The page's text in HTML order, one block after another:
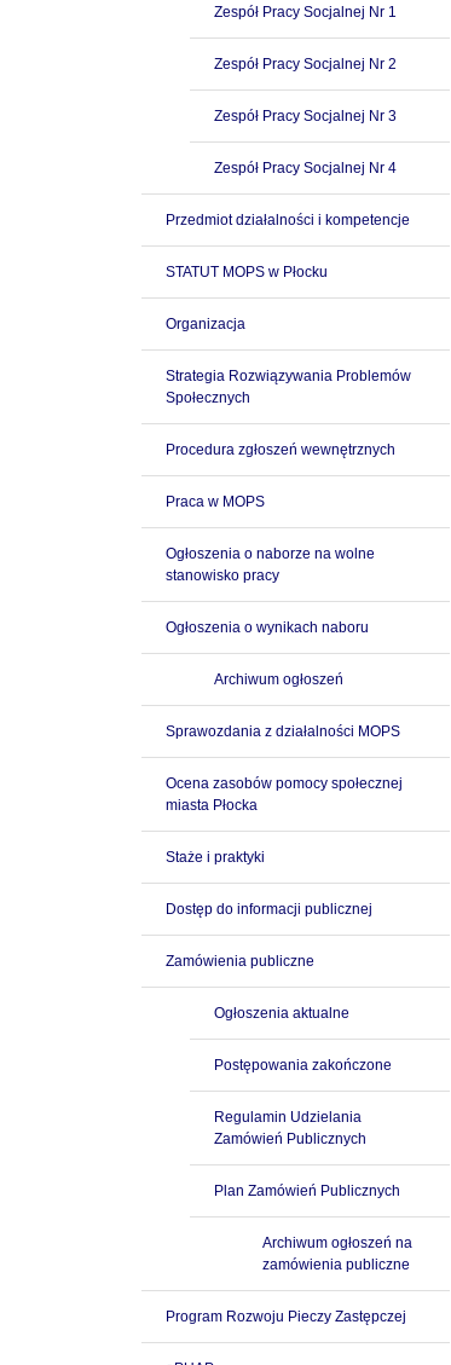
Zespół Pracy Socjalnej Nr 1
Zespół Pracy Socjalnej Nr 2
Zespół Pracy Socjalnej Nr 3
Zespół Pracy Socjalnej Nr 4
Przedmiot działalności i kompetencje
STATUT MOPS w Płocku
Organizacja
Strategia Rozwiązywania Problemów
Społecznych
Procedura zgłoszeń wewnętrznych
Praca w MOPS
Ogłoszenia o naborze na wolne
stanowisko pracy
Ogłoszenia o wynikach naboru
Archiwum ogłoszeń
Sprawozdania z działalności MOPS
Ocena zasobów pomocy społecznej
miasta Płocka
Staże i praktyki
Dostęp do informacji publicznej
Zamówienia publiczne
Ogłoszenia aktualne
Postępowania zakończone
Regulamin Udzielania
Zamówień Publicznych
Plan Zamówień Publicznych
Archiwum ogłoszeń na
zamówienia publiczne
Program Rozwoju Pieczy Zastępczej